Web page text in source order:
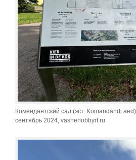
Комендантский сад (эст. Komandandi
сентябрь 2024, vashehobbyrf.ru